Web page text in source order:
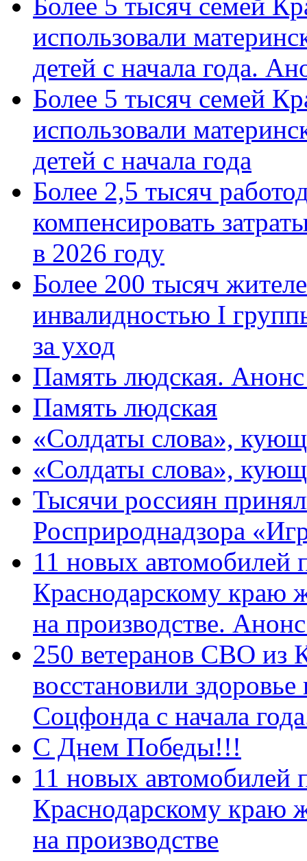
использовали
детей с начала года.
Более 5 тысяч семей
использовали
детей с начала года
Более 2,5 тысяч
компенсировать
в 2026 году
Более 200 тысяч
инвалидностью I
за уход
Память людская.
Память людская
«Солдаты слова»,
«Солдаты слова»,
Тысячи россиян
Росприроднадзора
11 новых автомобилей
Краснодарскому краю
на производстве.
250 ветеранов СВО из
восстановили
Соцфонда с начала
С Днем Победы!!!
11 новых автомобилей
Краснодарскому краю
на производстве